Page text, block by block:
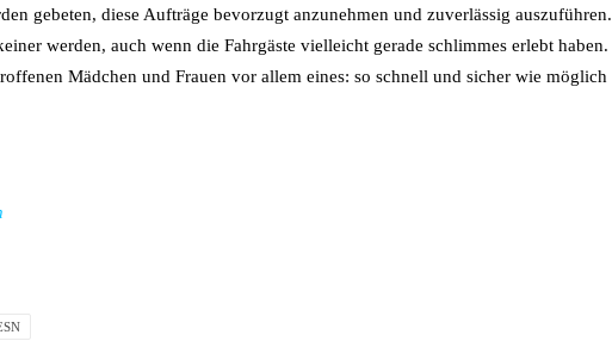
gebeten, diese Aufträge bevorzugt anzunehmen und zuverlässig auszuführen.
werden, auch wenn die Fahrgäste vielleicht gerade schlimmes erlebt haben.
Mädchen und Frauen vor allem eines: so schnell und sicher wie möglich